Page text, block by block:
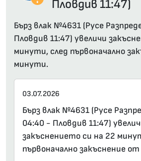
Пловдив 11:47)
Бърз влак №4631 (Русе
Пловдив 11:47) увеличи
минути, след първоначално
минути.
03.07.2026
Бърз влак №4631 (Русе
04:40 - Пловдив 11:47)
закъснението си на 22
първоначално закъснение